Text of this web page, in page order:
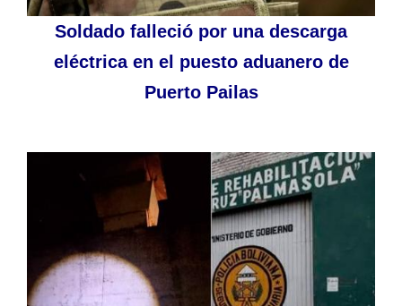
Soldado falleció por una descarga
eléctrica en el puesto aduanero de
Puerto Pailas